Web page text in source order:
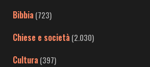
Bibbia (723)
Chiese e società (2.030)
Cultura (397)